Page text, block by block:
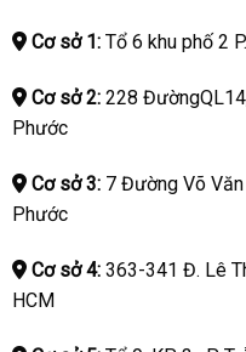
Cơ sở 1:Tổ 6 khu phố 2
Cơ sở 2:228 ĐườngQL14,
Phước
Cơ sở 3:7 Đường Võ Văn
Phước
Cơ sở 4:363-341 Đ. Lê
HCM